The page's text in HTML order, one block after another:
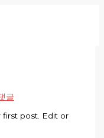
글
first post. Edit or